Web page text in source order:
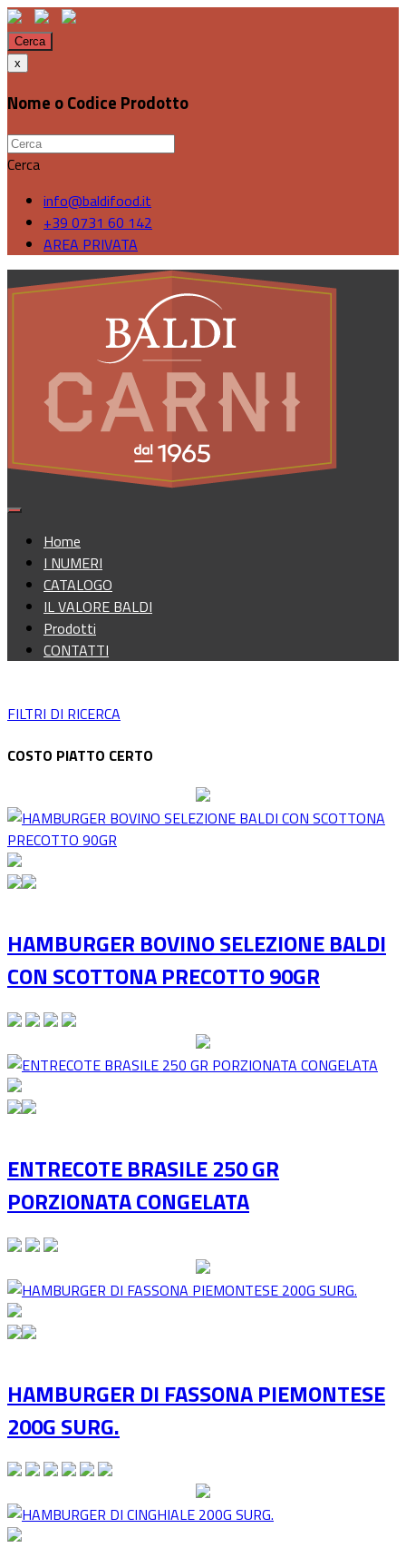
Cerca
x
Nome o Codice Prodotto
Cerca
info@baldifood.it
+39 0731 60 142
AREA PRIVATA
Home
I NUMERI
CATALOGO
IL VALORE BALDI
Prodotti
CONTATTI
FILTRI DI RICERCA
COSTO PIATTO CERTO
HAMBURGER BOVINO SELEZIONE BALDI
CON SCOTTONA PRECOTTO 90GR
ENTRECOTE BRASILE 250 GR
PORZIONATA CONGELATA
HAMBURGER DI FASSONA PIEMONTESE
200G SURG.